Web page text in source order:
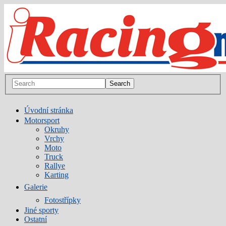
Úvodní stránka
Motorsport
Okruhy
Vrchy
Moto
Truck
Rallye
Karting
Galerie
Fotostřípky
Jiné sporty
Ostatní